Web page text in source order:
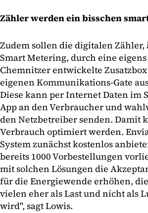
Zähler werden ein bisschen
Zudem sollen die digitalen
Smart Metering, durch eine
Chemnitzer entwickelte
eigenen Kommunikations-Gate
Diese kann per Internet Daten im
App an den Verbraucher und
den Netzbetreiber senden. Damit
Verbrauch optimiert werden.
System zunächst kostenlos
bereits 1000 Vorbestellungen
mit solchen Lösungen die
für die Energiewende erhöhen,
vielen eher als Last und nicht als
wird", sagt Lowis.